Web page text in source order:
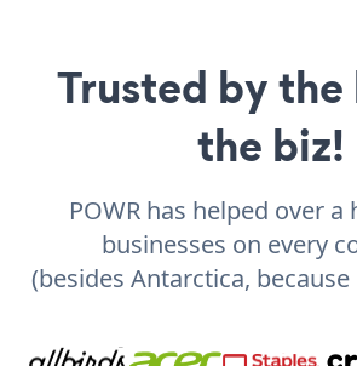
Trusted by the
the biz!
POWR has helped over
businesses on every
(besides Antarctica,